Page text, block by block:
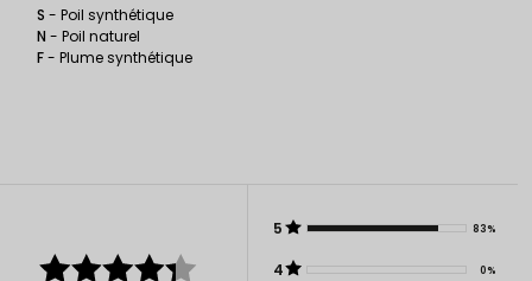
S - Poil synthétique
N - Poil naturel
F- Plume synthétique
5 83%
4 0%